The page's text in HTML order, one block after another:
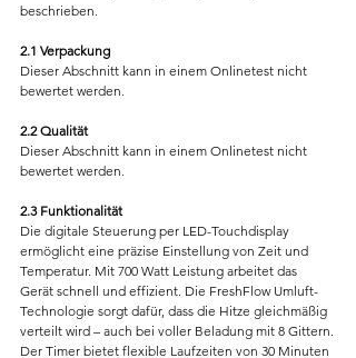
beschrieben.
2.1 Verpackung
Dieser Abschnitt kann in einem Onlinetest nicht
bewertet werden.
2.2 Qualität
Dieser Abschnitt kann in einem Onlinetest nicht
bewertet werden.
2.3 Funktionalität
Die digitale Steuerung per LED-Touchdisplay
ermöglicht eine präzise Einstellung von Zeit und
Temperatur. Mit 700 Watt Leistung arbeitet das
Gerät schnell und effizient. Die FreshFlow Umluft-
Technologie sorgt dafür, dass die Hitze gleichmäßig
verteilt wird – auch bei voller Beladung mit 8 Gittern.
Der Timer bietet flexible Laufzeiten von 30 Minuten